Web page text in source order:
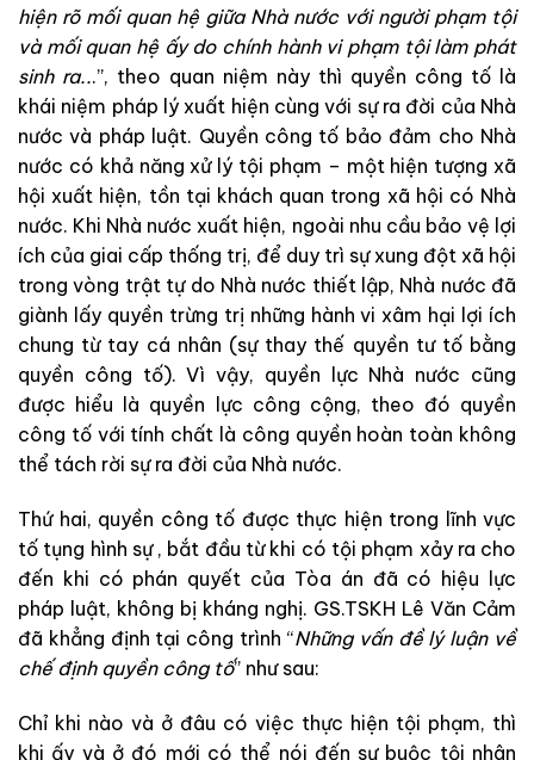
hiện rõ mối quan hệ giữa Nhà nước với người phạm tội
và mốiquan hệ ấydo chính hành vi phạm tộilàm phát
sinh ra...”, theo quan niệm này thì quyền công tố là
khái niệm pháp lýxuất hiện cùngvới sự ra đời của Nhà
nướcvà pháp luật. Quyền công tố bảo đảm cho Nhà
nước có khả năngxử lý tội phạm – một hiện tượngxã
hộixuất hiện, tồn tại khách quan trong xã hội có Nhà
nước. Khi Nhà nướcxuất hiện, ngoài nhu cầu bảo vệ lợi
ích của giai cấp thống trị, để duy trì sựxung đột xã hội
trongvòng trật tự do Nhà nước thiết lập, Nhà nước đã
giành lấy quyền trừng trị những hànhvixâm hại lợi ích
chung từ tay cá nhân (sự thay thế quyền tư tố bằng
quyền công tố).Vìvậy, quyền lực Nhà nước cũng
được hiểu là quyền lực công cộng, theo đó quyền
công tố với tính chất là công quyền hoàn toàn không
thể tách rời sự ra đời của Nhà nước.
Thứ hai, quyền công tố được thực hiện trong lĩnh vực
tố tụng hình sự , bắt đầu từ khi có tội phạm xảy ra cho
đến khi có phán quyết của Tòa án đã có hiệu lực
pháp luật, không bị kháng nghị. GS.TSKH Lê Văn Cảm
đã khẳng định tại công trình “Những vấn đềlý luận về
chếđịnh quyền công tố” như sau:
Chỉ khi nào và ở đâu có việc thực hiện tội phạm, thì
khi ấy và ở đó mới có thể nói đến sự buộc tội nhân